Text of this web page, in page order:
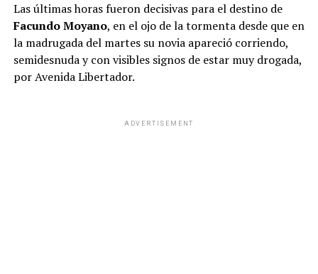
Las últimas horas fueron decisivas para el destino de
Facundo Moyano, en el ojo de la tormenta desde que en
la madrugada del martes su novia apareció corriendo,
semidesnuda y con visibles signos de estar muy drogada,
por Avenida Libertador.
ADVERTISEMENT